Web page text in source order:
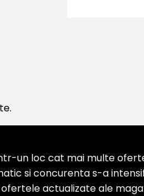
un loc cat mai multe
si concurenta s-a
actualizate ale